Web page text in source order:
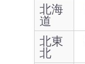
北海
道
北東
北